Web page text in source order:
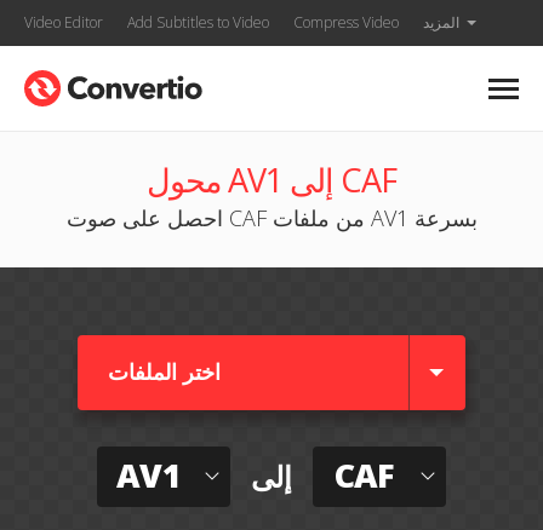
Video Editor Add Subtitles to Video Compress Video المزيد
محول AV1 إلى CAF
احصل على صوت CAF من ملفات AV1 بسرعة
اختر الملفات
AV1 إلى CAF